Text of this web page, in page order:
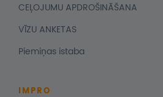
CEĻOJUMU APDROŠINĀŠANA
VĪZU ANKETAS
Piemiņas istaba
IMPRO